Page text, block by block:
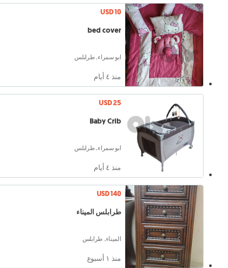
USD 10
bed cover
ابو سمراء, طرابلس
منذ ٤ أيام
USD 25
Baby Crib
ابو سمراء, طرابلس
منذ ٤ أيام
USD 140
طرابلس الميناء
الميناء, طرابلس
منذ ١ أسبوع